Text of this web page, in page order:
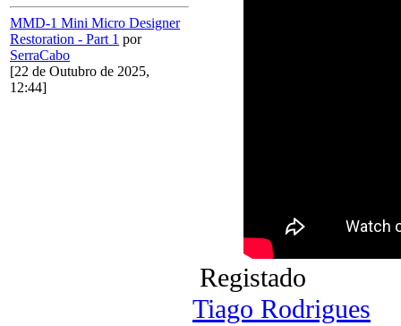
MMD-1 Mini Micro Designer
Restoration - Part 1 por
SerraCabo
[22 de Outubro de 2025,
12:44]
Registado
Tiago Rodrigues